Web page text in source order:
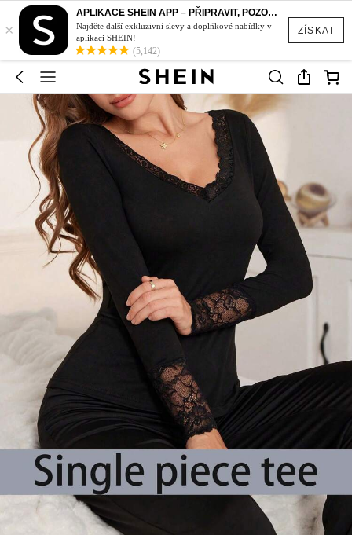
ZÍSKAT
×
APLIKACE SHEIN APP – PŘIPRAVIT, POZOR, STYL!
Najděte další exkluzivní slevy a doplňkové nabídky v
aplikaci SHEIN!
(5,142)